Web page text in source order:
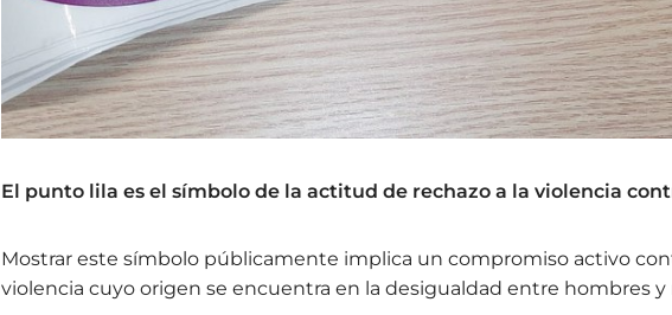
El punto lila es el símbolo de la actitud de rechazo a la violencia
Mostrar este símbolo públicamente implica un compromiso activo
violencia cuyo origen se encuentra en la desigualdad entre hombres y